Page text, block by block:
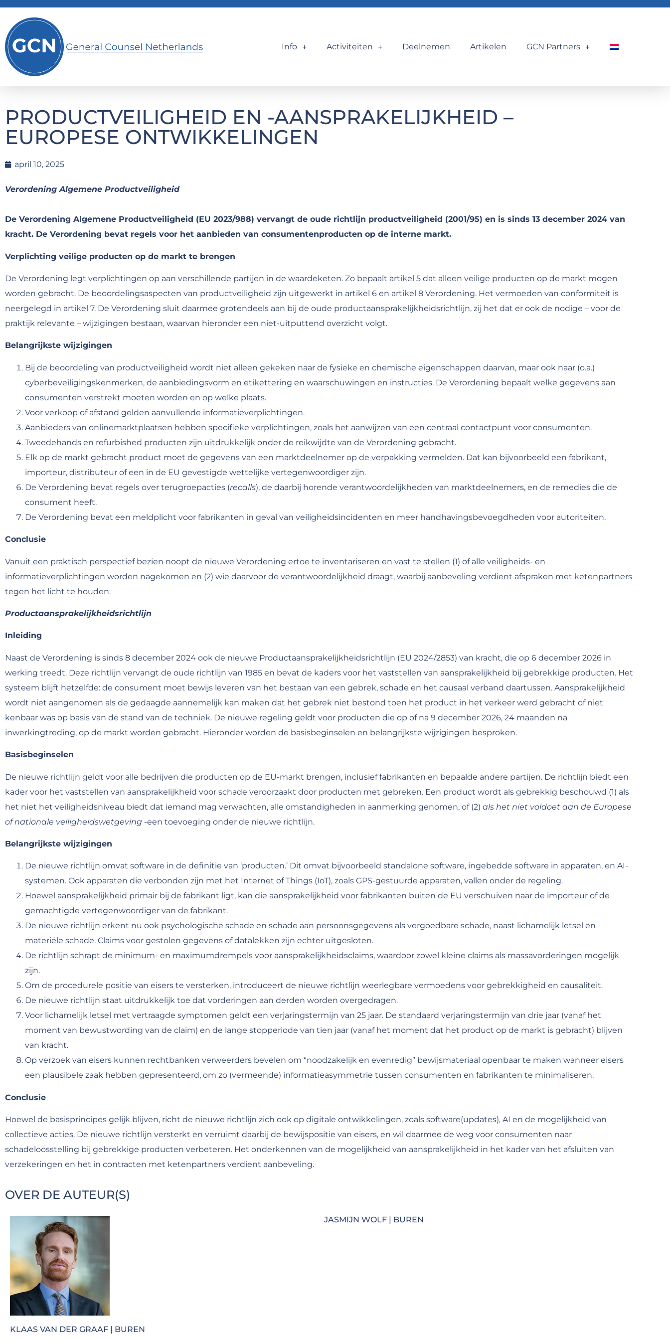
Info Activiteiten Deelnemen Artikelen GCN Partners
PRODUCTVEILIGHEID EN -AANSPRAKELIJKHEID –
EUROPESE ONTWIKKELINGEN
april 10, 2025
Verordening Algemene Productveiligheid
De Verordening Algemene Productveiligheid (EU 2023/988) vervangt de oude richtlijn productveiligheid (2001/95) en is sinds 13 december 2024 van
kracht. De Verordening bevat regels voor het aanbieden van consumentenproducten op de interne markt.
Verplichting veilige producten op de markt te brengen
De Verordening legt verplichtingen op aan verschillende partijen in de waardeketen. Zo bepaalt artikel 5 dat alleen veilige producten op de markt mogen
worden gebracht. De beoordelingsaspecten van productveiligheid zijn uitgewerkt in artikel 6 en artikel 8 Verordening. Het vermoeden van conformiteit is
neergelegd in artikel 7. De Verordening sluit daarmee grotendeels aan bij de oude productaansprakelijkheidsrichtlijn, zij het dat er ook de nodige – voor de
praktijk relevante – wijzigingen bestaan, waarvan hieronder een niet-uitputtend overzicht volgt.
Belangrijkste wijzigingen
Bij de beoordeling van productveiligheid wordt niet alleen gekeken naar de fysieke en chemische eigenschappen daarvan, maar ook naar (o.a.)
cyberbeveiligingskenmerken, de aanbiedingsvorm en etikettering en waarschuwingen en instructies. De Verordening bepaalt welke gegevens aan
consumenten verstrekt moeten worden en op welke plaats.
Voor verkoop of afstand gelden aanvullende informatieverplichtingen.
Aanbieders van onlinemarktplaatsen hebben specifieke verplichtingen, zoals het aanwijzen van een centraal contactpunt voor consumenten.
Tweedehands en refurbished producten zijn uitdrukkelijk onder de reikwijdte van de Verordening gebracht.
Elk op de markt gebracht product moet de gegevens van een marktdeelnemer op de verpakking vermelden. Dat kan bijvoorbeeld een fabrikant,
importeur, distributeur of een in de EU gevestigde wettelijke vertegenwoordiger zijn.
De Verordening bevat regels over terugroepacties (recalls), de daarbij horende verantwoordelijkheden van marktdeelnemers, en de remedies die de
consument heeft.
De Verordening bevat een meldplicht voor fabrikanten in geval van veiligheidsincidenten en meer handhavingsbevoegdheden voor autoriteiten.
Conclusie
Vanuit een praktisch perspectief bezien noopt de nieuwe Verordening ertoe te inventariseren en vast te stellen (1) of alle veiligheids- en
informatieverplichtingen worden nagekomen en (2) wie daarvoor de verantwoordelijkheid draagt, waarbij aanbeveling verdient afspraken met ketenpartners
tegen het licht te houden.
Productaansprakelijkheidsrichtlijn
Inleiding
Naast de Verordening is sinds 8 december 2024 ook de nieuwe Productaansprakelijkheidsrichtlijn (EU 2024/2853) van kracht, die op 6 december 2026 in
werking treedt. Deze richtlijn vervangt de oude richtlijn van 1985 en bevat de kaders voor het vaststellen van aansprakelijkheid bij gebrekkige producten. Het
systeem blijft hetzelfde: de consument moet bewijs leveren van het bestaan van een gebrek, schade en het causaal verband daartussen. Aansprakelijkheid
wordt niet aangenomen als de gedaagde aannemelijk kan maken dat het gebrek niet bestond toen het product in het verkeer werd gebracht of niet
kenbaar was op basis van de stand van de techniek. De nieuwe regeling geldt voor producten die op of na 9 december 2026, 24 maanden na
inwerkingtreding, op de markt worden gebracht. Hieronder worden de basisbeginselen en belangrijkste wijzigingen besproken.
Basisbeginselen
De nieuwe richtlijn geldt voor alle bedrijven die producten op de EU-markt brengen, inclusief fabrikanten en bepaalde andere partijen. De richtlijn biedt een
kader voor het vaststellen van aansprakelijkheid voor schade veroorzaakt door producten met gebreken. Een product wordt als gebrekkig beschouwd (1) als
het niet het veiligheidsniveau biedt dat iemand mag verwachten, alle omstandigheden in aanmerking genomen, of (2) als het niet voldoet aan de Europese
of nationale veiligheidswetgeving -een toevoeging onder de nieuwe richtlijn.
Belangrijkste wijzigingen
De nieuwe richtlijn omvat software in de definitie van ‘producten.’ Dit omvat bijvoorbeeld standalone software, ingebedde software in apparaten, en AI-
systemen. Ook apparaten die verbonden zijn met het Internet of Things (IoT), zoals GPS-gestuurde apparaten, vallen onder de regeling.
Hoewel aansprakelijkheid primair bij de fabrikant ligt, kan die aansprakelijkheid voor fabrikanten buiten de EU verschuiven naar de importeur of de
gemachtigde vertegenwoordiger van de fabrikant.
De nieuwe richtlijn erkent nu ook psychologische schade en schade aan persoonsgegevens als vergoedbare schade, naast lichamelijk letsel en
materiële schade. Claims voor gestolen gegevens of datalekken zijn echter uitgesloten.
De richtlijn schrapt de minimum- en maximumdrempels voor aansprakelijkheidsclaims, waardoor zowel kleine claims als massavorderingen mogelijk
zijn.
Om de procedurele positie van eisers te versterken, introduceert de nieuwe richtlijn weerlegbare vermoedens voor gebrekkigheid en causaliteit.
De nieuwe richtlijn staat uitdrukkelijk toe dat vorderingen aan derden worden overgedragen.
Voor lichamelijk letsel met vertraagde symptomen geldt een verjaringstermijn van 25 jaar. De standaard verjaringstermijn van drie jaar (vanaf het
moment van bewustwording van de claim) en de lange stopperiode van tien jaar (vanaf het moment dat het product op de markt is gebracht) blijven
van kracht.
Op verzoek van eisers kunnen rechtbanken verweerders bevelen om “noodzakelijk en evenredig” bewijsmateriaal openbaar te maken wanneer eisers
een plausibele zaak hebben gepresenteerd, om zo (vermeende) informatieasymmetrie tussen consumenten en fabrikanten te minimaliseren.
Conclusie
Hoewel de basisprincipes gelijk blijven, richt de nieuwe richtlijn zich ook op digitale ontwikkelingen, zoals software(updates), AI en de mogelijkheid van
collectieve acties. De nieuwe richtlijn versterkt en verruimt daarbij de bewijspositie van eisers, en wil daarmee de weg voor consumenten naar
schadeloosstelling bij gebrekkige producten verbeteren. Het onderkennen van de mogelijkheid van aansprakelijkheid in het kader van het afsluiten van
verzekeringen en het in contracten met ketenpartners verdient aanbeveling.
OVER DE AUTEUR(S)
KLAAS VAN DER GRAAF | BUREN
JASMIJN WOLF | BUREN